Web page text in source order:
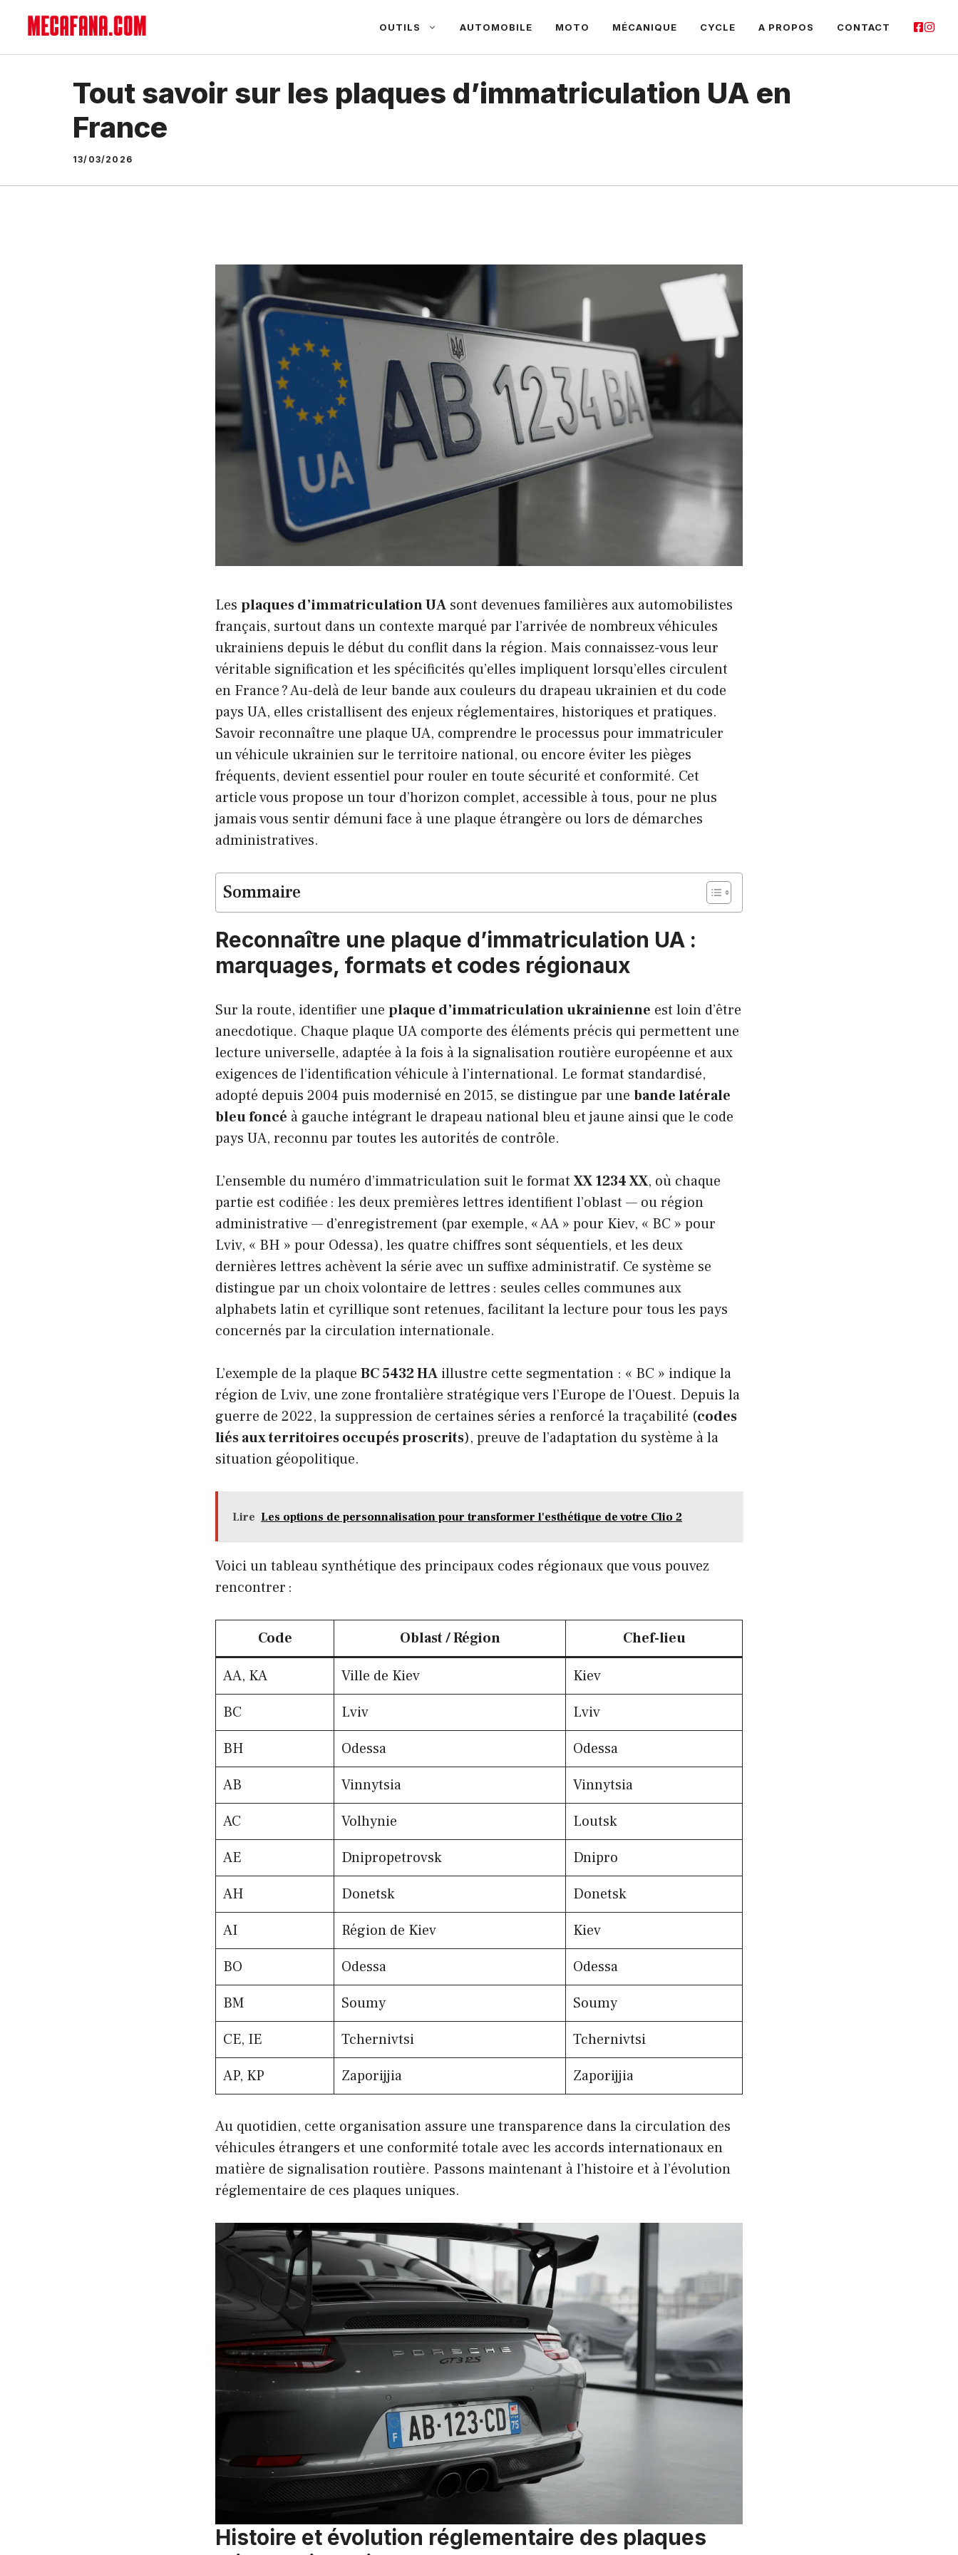
contenu
OUTILS AUTOMOBILE MOTO MÉCANIQUE CYCLE A PROPOS CONTACT
Tout savoir sur les plaques d’immatriculation UA en
France
13/03/2026
Les plaques d’immatriculation UA sont devenues familières aux automobilistes
français, surtout dans un contexte marqué par l’arrivée de nombreux véhicules
ukrainiens depuis le début du conflit dans la région. Mais connaissez-vous leur
véritable signification et les spécificités qu’elles impliquent lorsqu’elles circulent
en France ? Au-delà de leur bande aux couleurs du drapeau ukrainien et du code
pays UA, elles cristallisent des enjeux réglementaires, historiques et pratiques.
Savoir reconnaître une plaque UA, comprendre le processus pour immatriculer
un véhicule ukrainien sur le territoire national, ou encore éviter les pièges
fréquents, devient essentiel pour rouler en toute sécurité et conformité. Cet
article vous propose un tour d’horizon complet, accessible à tous, pour ne plus
jamais vous sentir démuni face à une plaque étrangère ou lors de démarches
administratives.
Sommaire
Reconnaître une plaque d’immatriculation UA :
marquages, formats et codes régionaux
Sur la route, identifier une plaque d’immatriculation ukrainienne est loin d’être
anecdotique. Chaque plaque UA comporte des éléments précis qui permettent une
lecture universelle, adaptée à la fois à la signalisation routière européenne et aux
exigences de l’identification véhicule à l’international. Le format standardisé,
adopté depuis 2004 puis modernisé en 2015, se distingue par une bande latérale
bleu foncé à gauche intégrant le drapeau national bleu et jaune ainsi que le code
pays UA, reconnu par toutes les autorités de contrôle.
L’ensemble du numéro d’immatriculation suit le format XX 1234 XX, où chaque
partie est codifiée : les deux premières lettres identifient l’oblast — ou région
administrative — d’enregistrement (par exemple, « AA » pour Kiev, « BC » pour
Lviv, « BH » pour Odessa), les quatre chiffres sont séquentiels, et les deux
dernières lettres achèvent la série avec un suffixe administratif. Ce système se
distingue par un choix volontaire de lettres : seules celles communes aux
alphabets latin et cyrillique sont retenues, facilitant la lecture pour tous les pays
concernés par la circulation internationale.
L’exemple de la plaque BC 5432 HA illustre cette segmentation : « BC » indique la
région de Lviv, une zone frontalière stratégique vers l’Europe de l’Ouest. Depuis la
guerre de 2022, la suppression de certaines séries a renforcé la traçabilité (codes
liés aux territoires occupés proscrits), preuve de l’adaptation du système à la
situation géopolitique.
Lire Les options de personnalisation pour transformer l'esthétique de votre Clio 2
Voici un tableau synthétique des principaux codes régionaux que vous pouvez
rencontrer :
Code Oblast / Région Chef-lieu
AA, KA Ville de Kiev
Kiev
BC
Lviv
Lviv
BH
Odessa
Odessa
AB
Vinnytsia
Vinnytsia
AC
Volhynie
Loutsk
AE
Dnipropetrovsk
Dnipro
AH
Donetsk
Donetsk
AI
Région de Kiev
Kiev
BO
Odessa
Odessa
BM
Soumy
Soumy
CE, IE
Tchernivtsi
Tchernivtsi
AP, KP
Zaporijjia Zaporijjia
Au quotidien, cette organisation assure une transparence dans la circulation des
véhicules étrangers et une conformité totale avec les accords internationaux en
matière de signalisation routière. Passons maintenant à l’histoire et à l’évolution
réglementaire de ces plaques uniques.
Histoire et évolution réglementaire des plaques